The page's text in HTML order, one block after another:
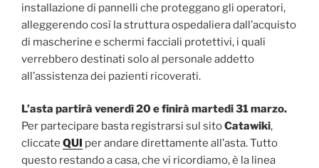
installazione di pannelli che proteggano gli operatori,
alleggerendo così la struttura ospedaliera dall’acquisto
di mascherine e schermi facciali protettivi, i quali
verrebbero destinati solo al personale addetto
all’assistenza dei pazienti ricoverati.
L’asta partirà venerdì 20 e finirà martedi 31 marzo.
Per partecipare basta registrarsi sul sitoCatawiki,
cliccate QUI per andare direttamente all’asta. Tutto
questo restando a casa, che vi ricordiamo, è la linea